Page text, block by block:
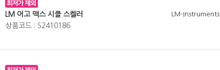
LM 어고 맥스 시클 스켈러
상품코드 : S2410186
LM-Instruments